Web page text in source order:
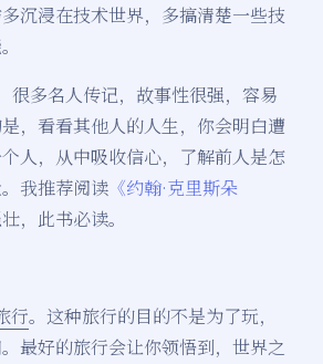
沉浸在技术世界，多搞清楚一些技
很多名人传记，故事性很强，容易
，看看其他人的人生，你会明白遭
人，从中吸收信心，了解前人是怎
我推荐阅读 《约翰·克里斯朵
，此书必读。
行。这种旅行的目的不是为了玩，
最好的旅行会让你领悟到，世界之